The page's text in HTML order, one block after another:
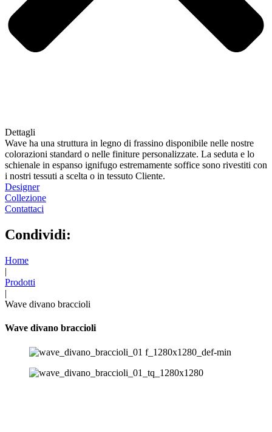
Dettagli
Wave ha una struttura in legno di frassino disponibile nelle nostre
colorazioni standard o nelle finiture personalizzate. La seduta e lo
schienale in espanso ignifugo estremamente soffice sono rivestiti con
i nostri tessuti a scelta o in tessuto Cliente.
Designer
Collezione
Contattaci
Condividi:
Home
|
Prodotti
|
Wave divano braccioli
Wave divano braccioli